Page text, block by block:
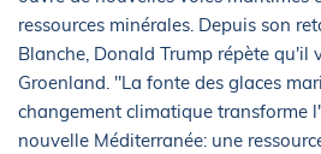
ressources minérales. Depuis son
Blanche, Donald Trump répète qu'il
Groenland. "La fonte des glaces
changement climatique transforme
nouvelle Méditerranée: une